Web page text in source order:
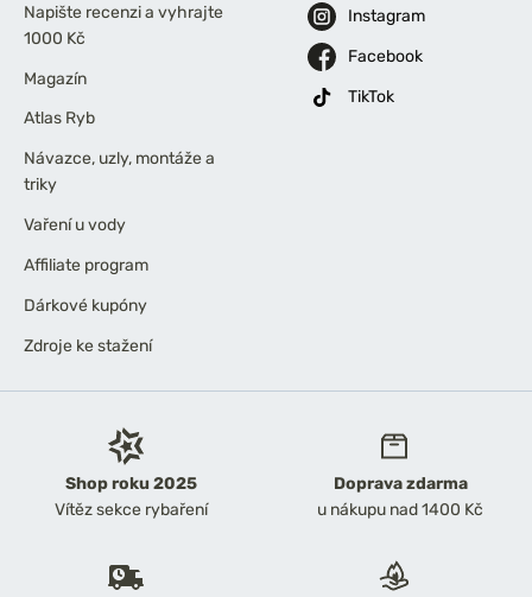
Shop roku 2025
Vítěz sekce rybaření
Doprava zdarma
u nákupu nad 1400 Kč
Napište recenzi a vyhrajte
1000 Kč
Magazín
Atlas Ryb
Návazce, uzly, montáže a
triky
Vaření u vody
Affiliate program
Dárkové kupóny
Zdroje ke stažení
Instagram
Facebook
TikTok